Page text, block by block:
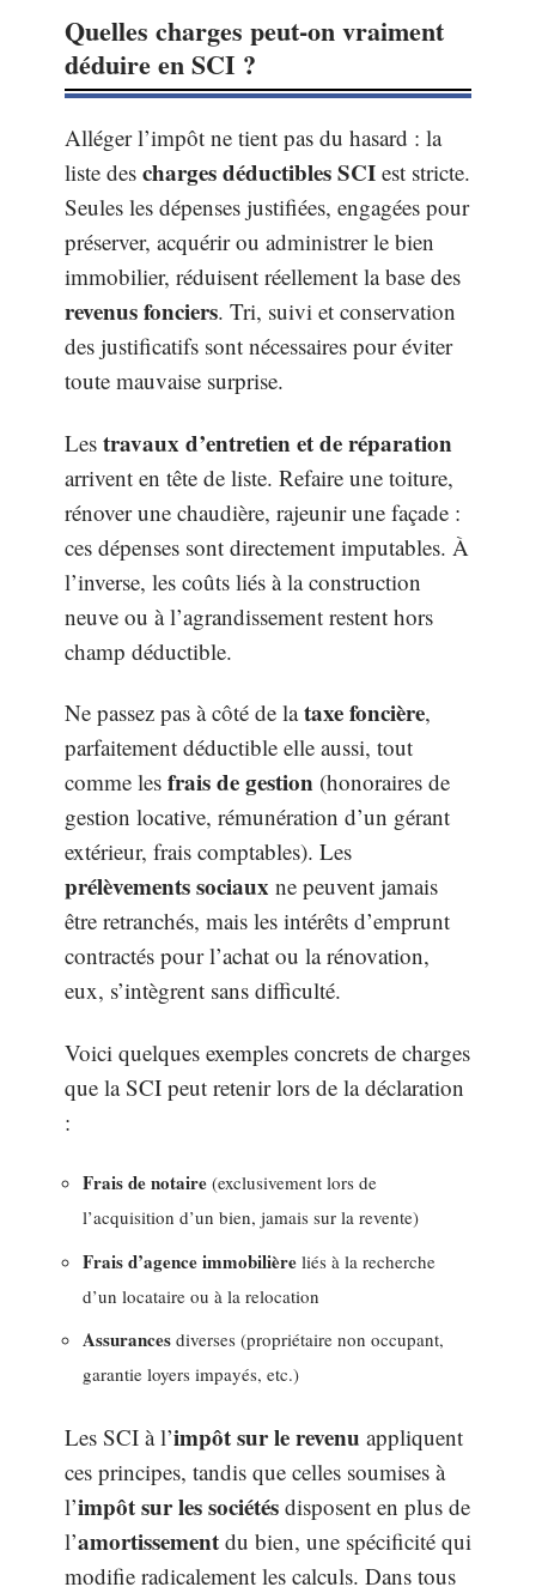
Quelles charges peut-on vraiment
déduire en SCI ?
Alléger l’impôt ne tient pas du hasard : la
liste des charges déductibles SCI est stricte.
Seules les dépenses justifiées, engagées pour
préserver, acquérir ou administrer le bien
immobilier, réduisent réellement la base des
revenus fonciers. Tri, suivi et conservation
des justificatifs sont nécessaires pour éviter
toute mauvaise surprise.
Les travaux d’entretien et de réparation
arrivent en tête de liste. Refaire une toiture,
rénover une chaudière, rajeunir une façade :
ces dépenses sont directement imputables. À
l’inverse, les coûts liés à la construction
neuve ou à l’agrandissement restent hors
champ déductible.
Ne passez pas à côté de lataxe foncière,
parfaitement déductible elle aussi, tout
comme les frais de gestion (honoraires de
gestion locative, rémunération d’un gérant
extérieur, frais comptables). Les
prélèvements sociaux ne peuvent jamais
être retranchés, mais les intérêts d’emprunt
contractés pour l’achat ou la rénovation,
eux, s’intègrent sans difficulté.
Voici quelques exemples concrets de charges
que la SCI peut retenir lors de la déclaration
:
Frais de notaire (exclusivement lors de
l’acquisition d’un bien, jamais sur la revente)
Frais d’agence immobilière liés à la recherche
d’un locataire ou à la relocation
Assurances diverses (propriétaire non occupant,
garantie loyers impayés, etc.)
Les SCI à l’impôt sur le revenu appliquent
ces principes, tandis que celles soumises à
l’impôt sur les sociétés disposent en plus de
l’amortissement du bien, une spécificité qui
modifie radicalement les calculs. Dans tous